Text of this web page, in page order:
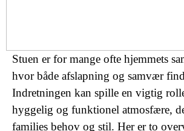
Stuen er for mange ofte hjemmets
hvor både afslapning og samvær
Indretningen kan spille en vigtig
hyggelig og funktionel atmosfære,
families behov og stil. Her er to